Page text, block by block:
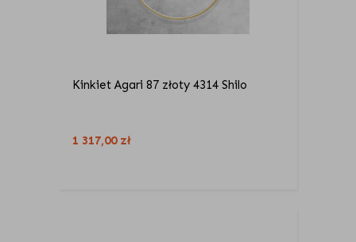
Kinkiet Agari 87 złoty 4314 Shilo
1 317,00 zł